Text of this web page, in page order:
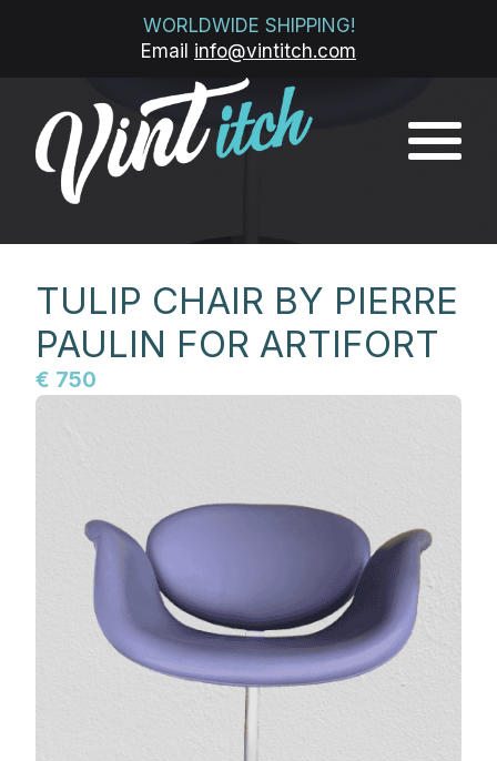
WORLDWIDE SHIPPING!
Emailinfo@vintitch.com
TULIP CHAIR BY
PIERRE PAULIN FOR
ARTIFORT